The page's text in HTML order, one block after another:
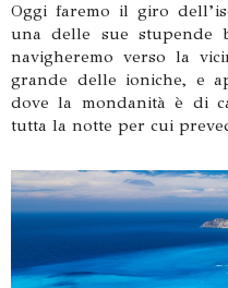
Oggi faremo il giro
una delle sue stupende
navigheremo verso la
grande delle ioniche, e
dove la mondanità è di
tutta la notte per cui